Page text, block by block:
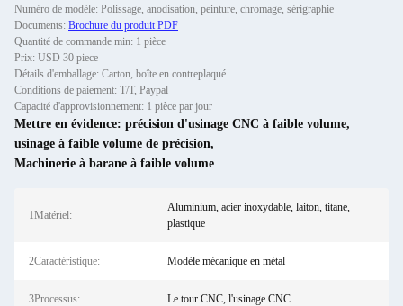
Numéro de modèle: Polissage, anodisation, peinture, chromage, sérigraphie
Documents: Brochure du produit PDF
Quantité de commande min: 1 pièce
Prix: USD 30 piece
Détails d'emballage: Carton, boîte en contreplaqué
Conditions de paiement: T/T, Paypal
Capacité d'approvisionnement: 1 pièce par jour
Mettre en évidence: précision d'usinage CNC à faible volume,
usinage à faible volume de précision,
Machinerie à barane à faible volume
1Matériel:
Aluminium, acier inoxydable, laiton, titane,
plastique
2Caractéristique: Modèle mécanique en métal
3Processus: Le tour CNC, l'usinage CNC